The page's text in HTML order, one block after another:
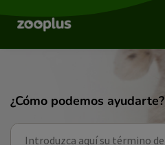
¿Cómo podemos ayudarte?